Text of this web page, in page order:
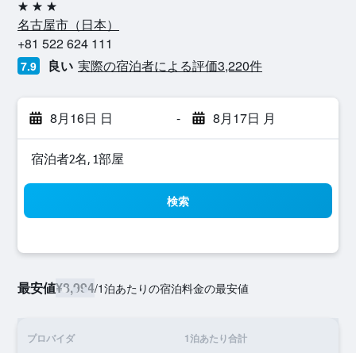
3つ星
名古屋市​（日本​）​
+81 522 624 111
7.9 良い 実際の宿泊者による評価3,220​件
8月16日 日 - 8月17日 月
宿泊者2名, 1​部屋
検索
最安値¥8,994/1泊あたりの宿泊料金の最安値
プロバイダ 1泊あたり合計